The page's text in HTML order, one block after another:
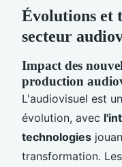
Évolutions et
secteur
Impact des
production
L'audiovisuel est
évolution, avec
technologies
transformation.